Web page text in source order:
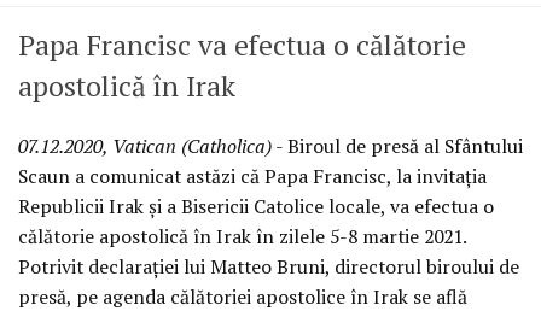
Papa Francisc va efectua o călătorie
apostolică în Irak
07.12.2020, Vatican (Catholica)- Biroul de presă al Sfântului
Scaun a comunicat astăzi că Papa Francisc, la invitația
Republicii Irak și a Bisericii Catolice locale, va efectua o
călătorie apostolică în Irak în zilele 5-8 martie 2021.
Potrivit declarației lui Matteo Bruni, directorul biroului de
presă, pe agenda călătoriei apostolice în Irak se află